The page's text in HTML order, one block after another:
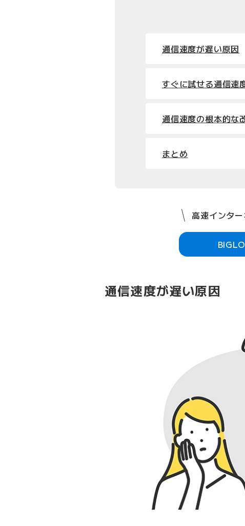
通信速度が遅い原因
すぐに試せる通信速
通信速度の根本的な
まとめ
高速インタ
通信速度が遅い原因